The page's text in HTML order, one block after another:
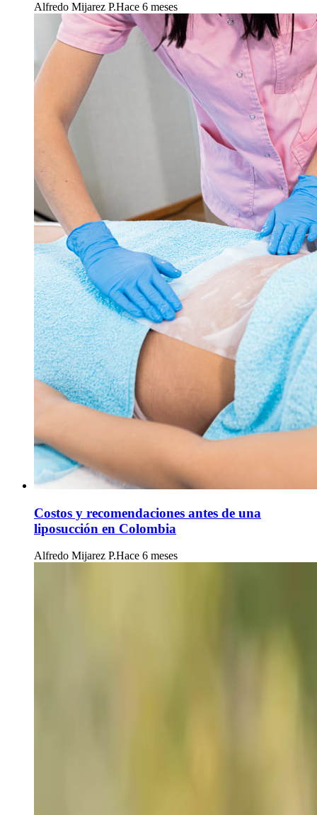
Alfredo Mijarez P.Hace 6 meses
Costos y recomendaciones antes de una
liposucción en Colombia
Alfredo Mijarez P.Hace 6 meses